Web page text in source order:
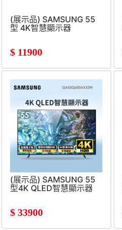
(展示品) SAMSUNG 55
型 4K智慧顯示器
$ 11900
(展示品) SAMSUNG 55
型4K QLED智慧顯示器
$ 33900